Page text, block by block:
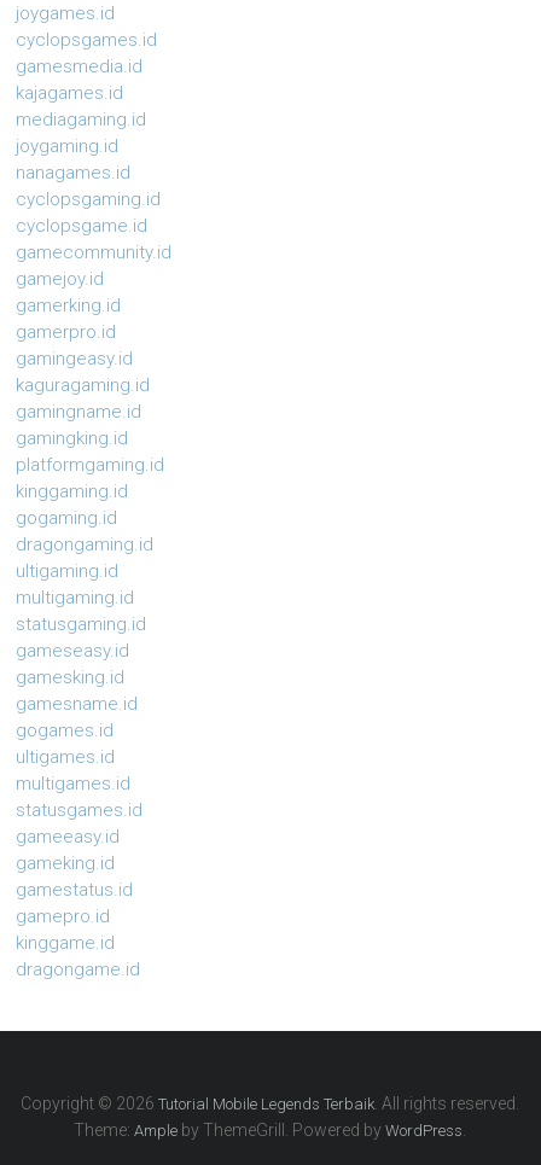
joygames.id
cyclopsgames.id
gamesmedia.id
kajagames.id
mediagaming.id
joygaming.id
nanagames.id
cyclopsgaming.id
cyclopsgame.id
gamecommunity.id
gamejoy.id
gamerking.id
gamerpro.id
gamingeasy.id
kaguragaming.id
gamingname.id
gamingking.id
platformgaming.id
kinggaming.id
gogaming.id
dragongaming.id
ultigaming.id
multigaming.id
statusgaming.id
gameseasy.id
gamesking.id
gamesname.id
gogames.id
ultigames.id
multigames.id
statusgames.id
gameeasy.id
gameking.id
gamestatus.id
gamepro.id
kinggame.id
dragongame.id
Copyright © 2026Tutorial Mobile Legends Terbaik. All rights reserved.
Theme:Ample by ThemeGrill. Powered byWordPress.